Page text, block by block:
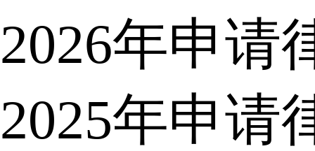
2026年申请
2025年申请